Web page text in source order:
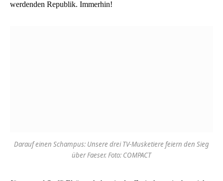
werdenden Republik. Immerhin!
Darauf einen Schampus: Unsere drei TV-Musketiere feiern den Sieg
über Faeser. Foto: COMPACT